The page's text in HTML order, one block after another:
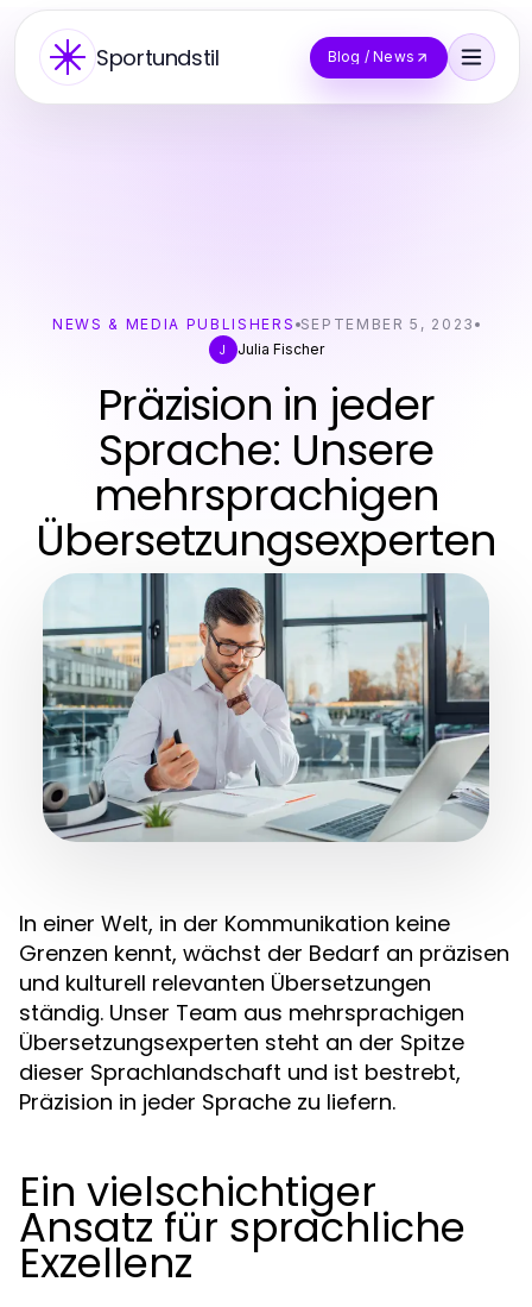
Sportundstil Blog / News
NEWS & MEDIA PUBLISHERS SEPTEMBER 5, 2023
J
Julia Fischer
Präzision in jeder
Sprache: Unsere
mehrsprachigen
Übersetzungsexperten
In einer Welt, in der Kommunikation keine
Grenzen kennt, wächst der Bedarf an präzisen
und kulturell relevanten Übersetzungen
ständig. Unser Team aus mehrsprachigen
Übersetzungsexperten steht an der Spitze
dieser Sprachlandschaft und ist bestrebt,
Präzision in jeder Sprache zu liefern.
Ein vielschichtiger
Ansatz für sprachliche
Exzellenz